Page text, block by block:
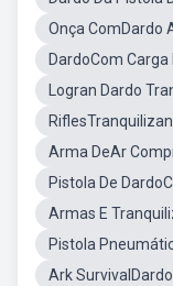
Onça ComDardo
DardoCom
Logran Dardo
Arma DeAr
Pistola De
Armas E
Pistola
Ark